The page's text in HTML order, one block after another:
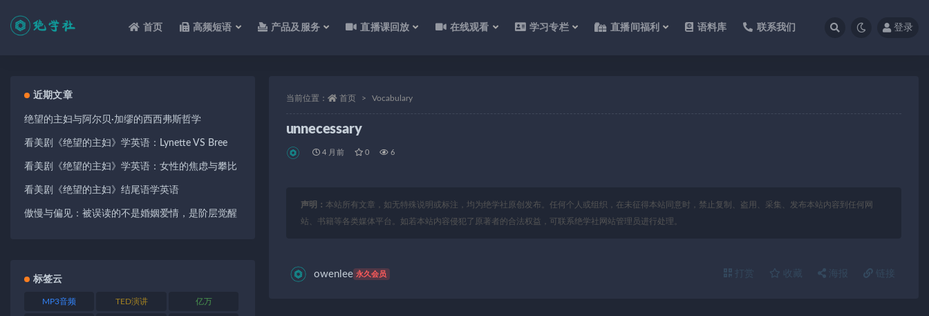
首页 高频短语 产品及服务 直播课回放 在线观看 学习专栏 直播间福利 语料库 联系我们 登录
当前位置： 首页 Vocabulary
unnecessary
4 月前 0 6
声明： 本站所有文章，如无特殊说明或标注，均为绝学社原创发布。任何个人或组织，在未征得本站同意时，禁止复制、盗用、采集、发布本站内容到任何网
站、书籍等各类媒体平台。如若本站内容侵犯了原著者的合法权益，可联系绝学社网站管理员进行处理。
owenlee 永久会员 打赏 收藏 海报 链接
近期文章
绝望的主妇与阿尔贝·加缪的西西弗斯哲学
看美剧《绝望的主妇》学英语：Lynette VS Bree
看美剧《绝望的主妇》学英语：女性的焦虑与攀比
看美剧《绝望的主妇》结尾语学英语
傲慢与偏见：被误读的不是婚姻爱情，是阶层觉醒
标签云
MP3音频 TED演讲 亿万